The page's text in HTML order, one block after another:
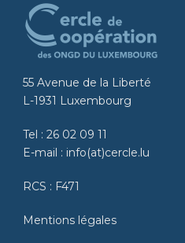
55 Avenue de la Liberté
L-1931 Luxembourg
Tel : 26 02 09 11
E-mail : info(at)cercle.lu
RCS : F471
Mentions légales